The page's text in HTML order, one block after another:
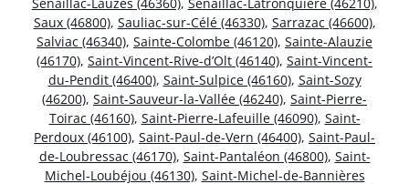
Saux (46800), Sauliac-sur-Célé (46330), Sarrazac (46600),
Salviac (46340), Sainte-Colombe (46120), Sainte-Alauzie
(46170), Saint-Vincent-Rive-d’Olt (46140), Saint-Vincent-
du-Pendit (46400), Saint-Sulpice (46160), Saint-Sozy
(46200), Saint-Sauveur-la-Vallée (46240), Saint-Pierre-
Toirac (46160), Saint-Pierre-Lafeuille (46090), Saint-
Perdoux (46100), Saint-Paul-de-Vern (46400), Saint-Paul-
de-Loubressac (46170), Saint-Pantaléon (46800), Saint-
Michel-Loubéjou (46130), Saint-Michel-de-Bannières